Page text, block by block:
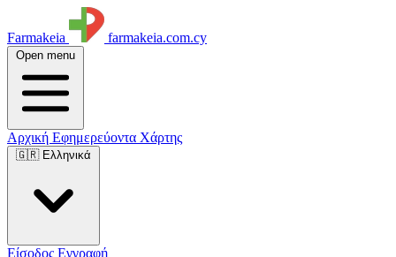
Farmakeia farmakeia.com.cy
Open menu
Αρχική Εφημερεύοντα Χάρτης
🇬🇷 Ελληνικά
Είσοδος Εγγραφή